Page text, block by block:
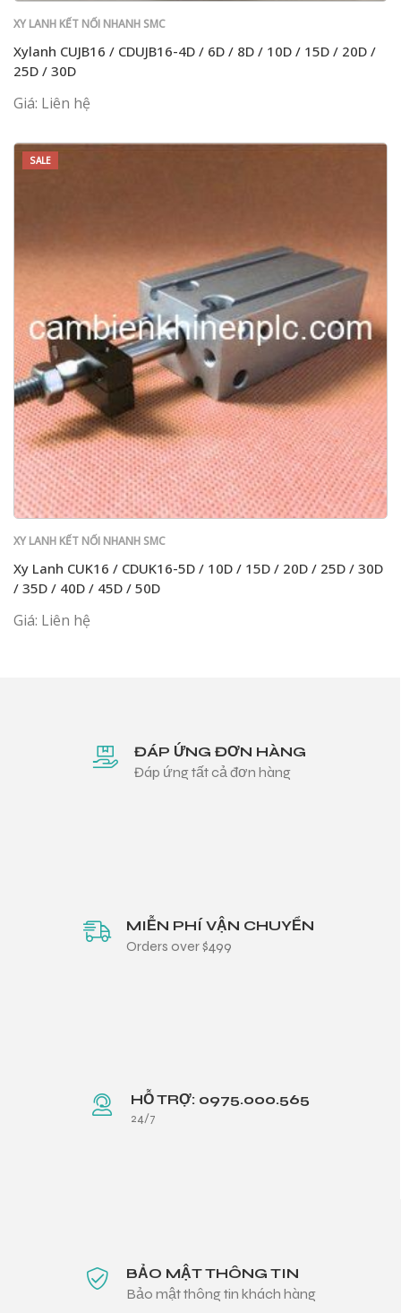
XY LANH KẾT NỐI NHANH SMC
Xylanh CUJB16 / CDUJB16-4D / 6D / 8D / 10D / 15D / 20D /
25D / 30D
Giá: Liên hệ
SALE
XY LANH KẾT NỐI NHANH SMC
Xy Lanh CUK16 / CDUK16-5D / 10D / 15D / 20D / 25D / 30D
/ 35D / 40D / 45D / 50D
Giá: Liên hệ
ĐÁP ỨNG ĐƠN HÀNG
Đáp ứng tất cả đơn hàng
MIỄN PHÍ VẬN CHUYỂN
Orders over $499
HỖ TRỢ: 0975.000.565
24/7
BẢO MẬT THÔNG TIN
Bảo mật thông tin khách hàng